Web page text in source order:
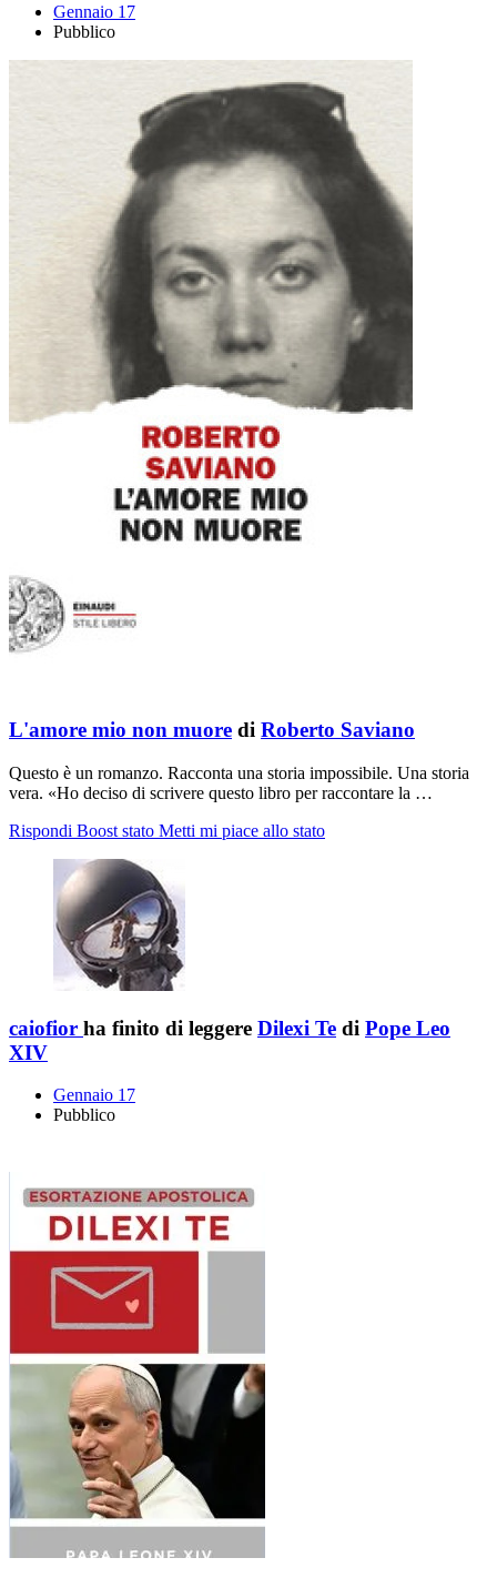
Gennaio 17
Pubblico
L'amore mio non muore di Roberto Saviano
Questo è un romanzo. Racconta una storia impossibile. Una storia
vera. «Ho deciso di scrivere questo libro per raccontare la …
Rispondi Boost stato Metti mi piace allo stato
caiofior ha finito di leggere Dilexi Te di Pope Leo
XIV
Gennaio 17
Pubblico